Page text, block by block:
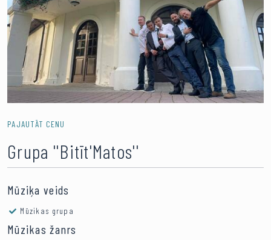
LV EN RU Ienākt
PAJAUTĀT CENU
Grupa ''Bitīt'Matos''
Mūziķa veids
Mūzikas grupa
Mūzikas žanrs